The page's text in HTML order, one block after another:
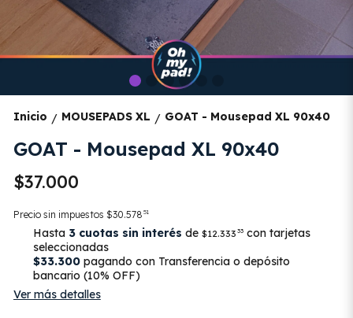
Inicio / MOUSEPADS XL / GOAT - Mousepad XL 90x40
GOAT - Mousepad XL 90x40
$37.000
Precio sin impuestos $30.578 51
Hasta 3 cuotas sin interés de$12.333 33 con tarjetas
seleccionadas
$33.300pagando con Transferencia o depósito
bancario (10% OFF)
Ver más detalles